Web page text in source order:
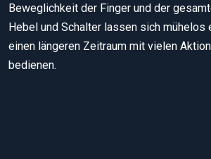
Beweglichkeit der Finger und der
Hebel und Schalter lassen sich mühelos
einen längeren Zeitraum mit vielen
bedienen.